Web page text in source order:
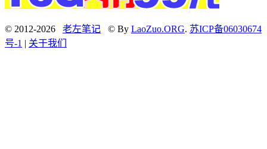
© 2012-2026 老左笔记 © By LaoZuo.ORG. 苏ICP备06030674
号-1 | 关于我们